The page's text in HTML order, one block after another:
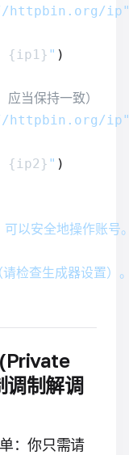
httpbin.org/
{ip1} " )
当保持一致）
httpbin.org/
{ip2} " )
可以安全地操作账号
检查生成器设置）
制解调
：你只需请